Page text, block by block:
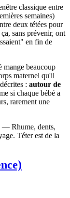
classique entre
semaines)
deux tétées pour
sans prévenir, ont
en fin de
beaucoup
maternel qu'il
: autour de
si chaque bébé a
rarement une
— Rhume, dents,
Téter est de la